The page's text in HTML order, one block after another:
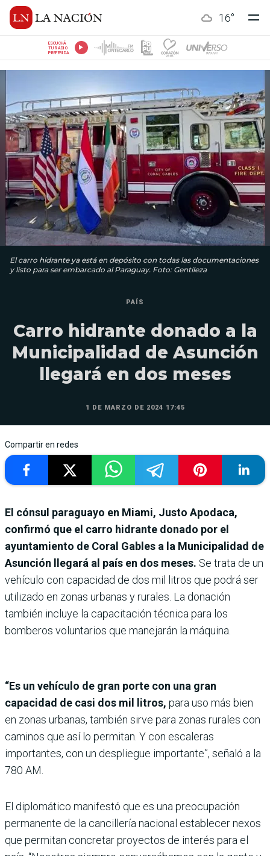
16°
ESCUCHÁ
TU RADIO
PREFERIDA
El carro hidrante ya está en depósito con todas las documentaciones
y listo para ser embarcado al Paraguay. Foto: Gentileza
PAÍS
Carro hidrante donado a la
Municipalidad de Asunción
llegará en dos meses
1 DE MARZO DE 2024 17:45
Compartir en redes
El cónsul paraguayo en Miami, Justo Apodaca,
confirmó que el carro hidrante donado por el
ayuntamiento de Coral Gables a la Municipalidad de
Asunción llegará al país en dos meses. Se trata de un
vehículo con capacidad de dos mil litros que podrá ser
utilizado en zonas urbanas y rurales. La donación
también incluye la capacitación técnica para los
bomberos voluntarios que manejarán la máquina.
“Es un vehículo de gran porte con una gran
capacidad de casi dos mil litros, para uso más bien
en zonas urbanas, también sirve para zonas rurales con
caminos que así lo permitan. Y con escaleras
importantes, con un despliegue importante”, señaló a la
780 AM.
El diplomático manifestó que es una preocupación
permanente de la cancillería nacional establecer nexos
que permitan concretar proyectos de interés para el